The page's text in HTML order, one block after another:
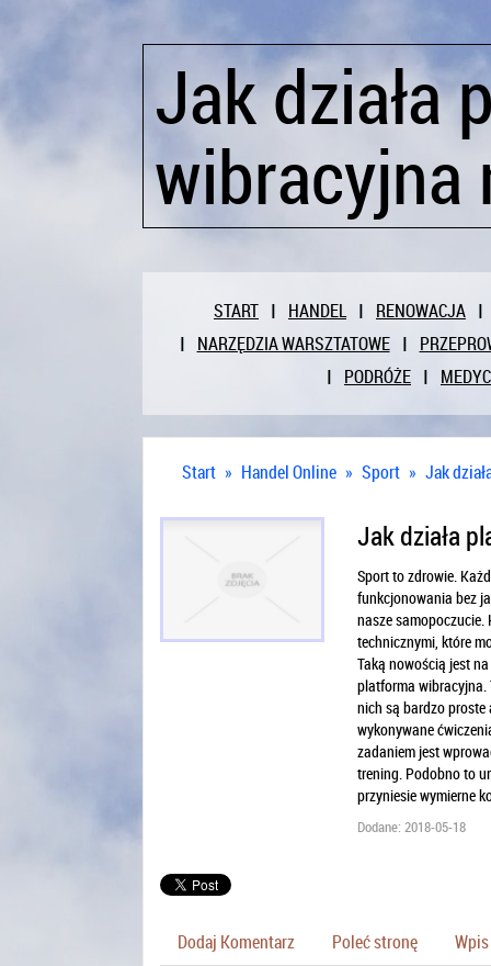
Jak działa
wibracyjna
START HANDEL
RENOWACJA
NARZĘDZIA WARSZTATOWE
PODRÓŻE
Start » Handel Online » Sport » Jak
Jak działa
Sport to zdrowie.
funkcjonowania bez
nasze samopoczucie.
technicznymi, które
Taką nowością jest
platforma wibracyjna.
nich są bardzo proste
wykonywane
zadaniem jest
trening. Podobno to
przyniesie wymierne
Dodane: 2018-05-18
Dodaj Komentarz Poleć stronę